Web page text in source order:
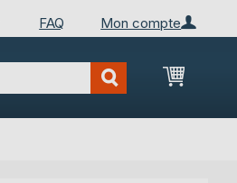
Mon compte
FAQ
Mon